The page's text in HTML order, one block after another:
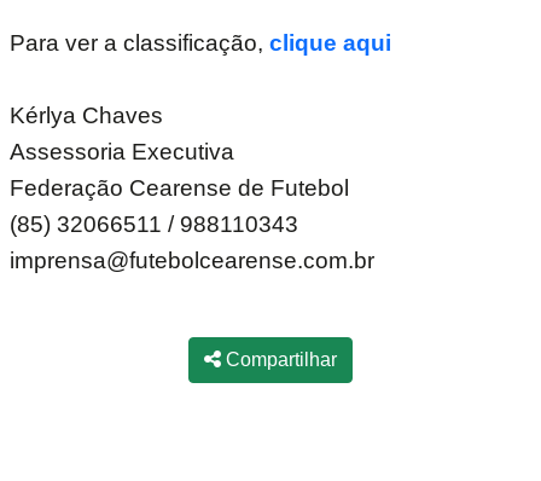
Para ver a classificação, clique aqui
Kérlya Chaves
Assessoria Executiva
Federação Cearense de Futebol
(85) 32066511 / 988110343
imprensa@futebolcearense.com.br
Compartilhar